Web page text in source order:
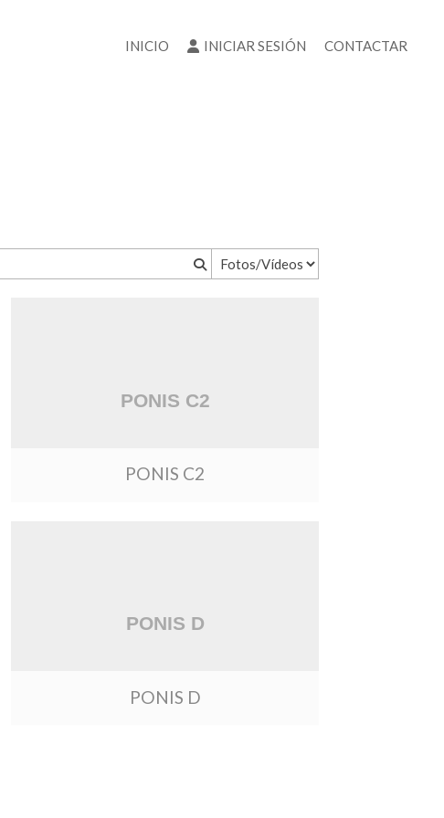
INICIO INICIAR SESIÓN CONTACTAR
PONIS C2
PONIS D